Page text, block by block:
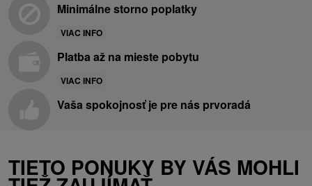
Minimálne storno poplatky
VIAC INFO
Platba až na mieste pobytu
VIAC INFO
Vaša spokojnosť je pre nás prvoradá
TIETO PONUKY BY VÁS MOHLI